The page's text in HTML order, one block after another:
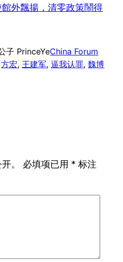
外飄揚，清零政策鬧得
子 PrinceYeChina Forum
方宏, 王建军, 逼我认罪, 魏博
。 必填项已用 * 标注